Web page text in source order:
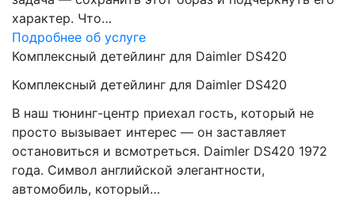
характер. Что…
Подробнее об услуге
Комплексный детейлинг для Daimler DS420
Комплексный детейлинг для Daimler DS420
В наш тюнинг-центр приехал гость, который не
просто вызывает интерес — он заставляет
остановиться и всмотреться. Daimler DS420 1972
года. Символ английской элегантности,
автомобиль, который…